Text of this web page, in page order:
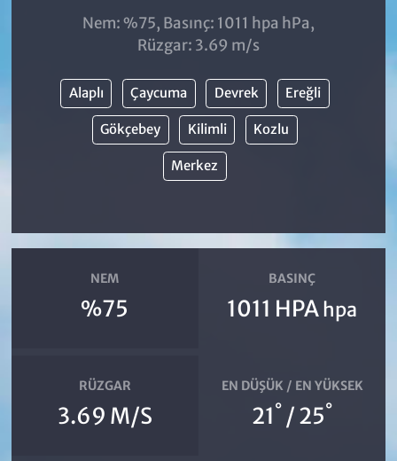
Nem: %75, Basınç: 1011 hpa hPa,
Rüzgar: 3.69 m/s
Alaplı Çaycuma Devrek Ereğli
Gökçebey Kilimli Kozlu
Merkez
NEM
%75
BASINÇ
1011 HPA hpa
RÜZGAR
3.69 M/S
EN DÜŞÜK / EN YÜKSEK
21° / 25°